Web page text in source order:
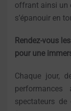
offrant ainsi un
s’épanouir en
Rendez-vous
pour une
Chaque jour,
spectateurs de